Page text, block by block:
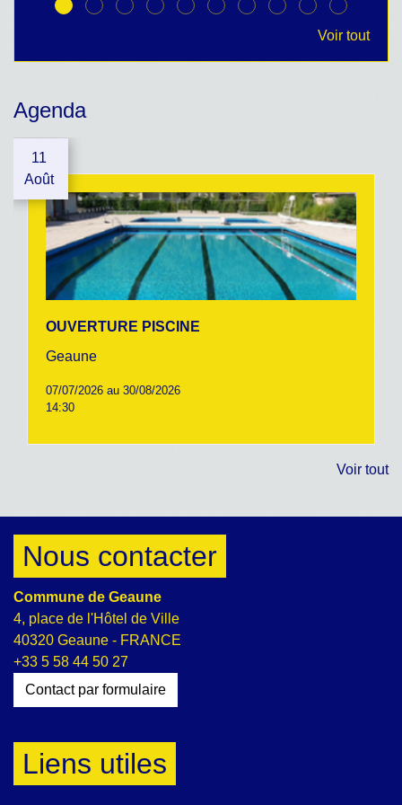
Voir tout
Agenda
11
Août
OUVERTURE PISCINE
Geaune
07/07/2026 au 30/08/2026
14:30
Voir tout
Nous contacter
Commune de Geaune
4, place de l'Hôtel de Ville
40320 Geaune - FRANCE
+33 5 58 44 50 27
Contact par formulaire
Liens utiles